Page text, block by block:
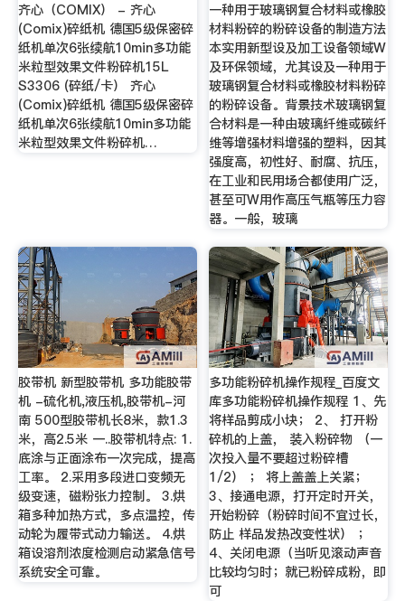
齐心（COMIX） - 齐心
(Comix)碎纸机 德国5级保密碎
纸机单次6张续航10min多功能
米粒型效果文件粉碎机15L
S3306 (碎纸/卡） 齐心
(Comix)碎纸机 德国5级保密碎
纸机单次6张续航10min多功能
米粒型效果文件粉碎机…
一种用于玻璃钢复合材料或橡胶
材料粉碎的粉碎设备的制造方法
本实用新型设及加工设备领域W
及环保领域，尤其设及一种用于
玻璃钢复合材料或橡胶材料粉碎
的粉碎设备。背景技术玻璃钢复
合材料是一种由玻璃纤维或碳纤
维等增强材料增强的塑料，因其
强度高，初性好、耐腐、抗压，
在工业和民用场合都使用广泛，
甚至可W用作高压气瓶等压力容
器。一般，玻璃
胶带机 新型胶带机 多功能胶带
机 -硫化机,液压机,胶带机-河
南 500型胶带机长8米，款1.3
米，高2.5米 一..胶带机特点: 1.
底涂与正面涂布一次完成，提高
工率。 2.采用多段进口变频无
级变速，磁粉张力控制。 3.烘
箱多种加热方式，多点温控，传
动轮为履带式动力输送。 4.烘
箱设溶剂浓度检测启动紧急信号
系统安全可靠。
多功能粉碎机操作规程_百度文
库多功能粉碎机操作规程 1、先
将样品剪成小块； 2、 打开粉
碎机的上盖， 装入粉碎物 （一
次投入量不要超过粉碎槽
1/2） ； 将上盖盖上关紧；
3、接通电源，打开定时开关，
开始粉碎（粉碎时间不宜过长，
防止 样品发热改变性状） ；
4、关闭电源（当听见滚动声音
比较均匀时；就已粉碎成粉，即
可